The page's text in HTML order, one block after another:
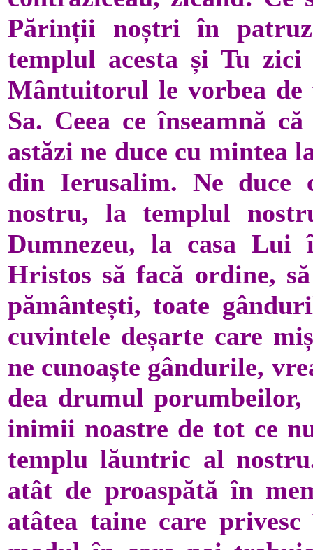
Părinții noștri în
templul acesta și Tu
Mântuitorul le vorbea de
Sa. Ceea ce înseamnă
astăzi ne duce cu mintea
din Ierusalim. Ne
nostru, la templul
Dumnezeu, la casa Lui
Hristos să facă ordine,
pământești, toate
cuvintele deșarte care
ne cunoaște gândurile,
dea drumul
inimii noastre de tot ce
templu lăuntric al
atât de proaspătă în
atâtea taine care